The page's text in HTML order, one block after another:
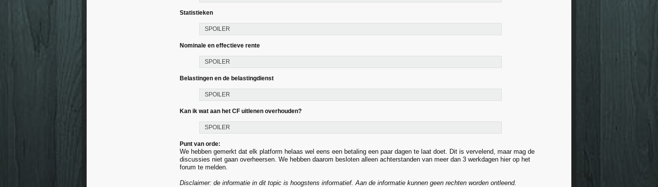
Statistieken
SPOILER
Nominale en effectieve rente
SPOILER
Belastingen en de belastingdienst
SPOILER
Kan ik wat aan het CF uitlenen overhouden?
SPOILER
Punt van orde:
We hebben gemerkt dat elk platform helaas wel eens een betaling een paar dagen te laat doet. Dit is vervelend, maar mag de
discussies niet gaan overheersen. We hebben daarom besloten alleen achterstanden van meer dan 3 werkdagen hier op het
forum te melden.
Disclaimer: de informatie in dit topic is hoogstens informatief. Aan de informatie kunnen geen rechten worden ontleend.